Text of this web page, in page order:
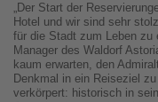
„Der Start der
Hotel und wir sind sehr
für die Stadt zum Leben zu
Manager des Waldorf
kaum erwarten, den
Denkmal in ein Reiseziel
verkörpert: historisch in